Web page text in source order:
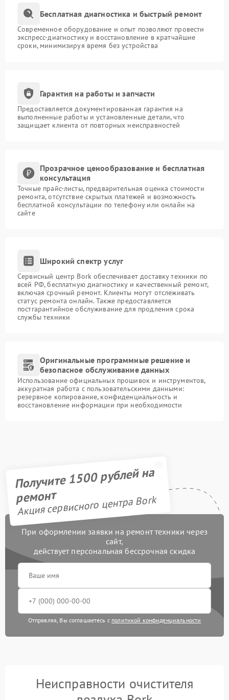
Бесплатная диагностика и быстрый ремонт
Современное оборудование и опыт позволяют провести
экспресс-диагностику и восстановление в кратчайшие
сроки, минимизируя время без устройства
Гарантия на работы и запчасти
Предоставляется документированная гарантия на
выполненные работы и установленные детали, что
защищает клиента от повторных неисправностей
Прозрачное ценообразование и бесплатная
консультация
Точные прайс-листы, предварительная оценка стоимости
ремонта, отсутствие скрытых платежей и возможность
бесплатной консультации по телефону или онлайн на
сайте
Широкий спектр услуг
Сервисный центр Bork обеспечивает доставку техники по
всей РФ, бесплатную диагностику и качественный ремонт,
включая срочный ремонт. Клиенты могут отслеживать
статус ремонта онлайн. Также предоставляется
постгарантийное обслуживание для продления срока
службы техники
Оригинальные программные решение и
безопасное обслуживание данных
Использование официальных прошивок и инструментов,
аккуратная работа с пользовательскими данными:
резервное копирование, конфиденциальность и
восстановление информации при необходимости
Получите 1500 рублей на
ремонт
Акция сервисного центра Bork
При оформлении заявки на ремонт техники через
сайт,
действует персональная бессрочная скидка
Отправляя, Вы соглашаетесь с политикой конфиденциальности
Неисправности очистителя